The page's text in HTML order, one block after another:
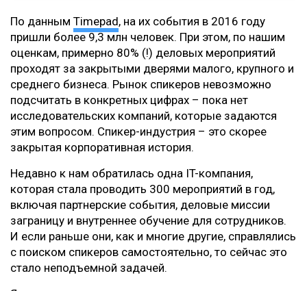
По данным Timepad, на их события в 2016 году
пришли более 9,3 млн человек. При этом, по нашим
оценкам, примерно 80% (!) деловых мероприятий
проходят за закрытыми дверями малого, крупного и
среднего бизнеса. Рынок спикеров невозможно
подсчитать в конкретных цифрах – пока нет
исследовательских компаний, которые задаются
этим вопросом. Спикер-индустрия – это скорее
закрытая корпоративная история.
Недавно к нам обратилась одна IT-компания,
которая стала проводить 300 мероприятий в год,
включая партнерские события, деловые миссии
заграницу и внутреннее обучение для сотрудников.
И если раньше они, как и многие другие, справлялись
с поиском спикеров самостоятельно, то сейчас это
стало неподъемной задачей.